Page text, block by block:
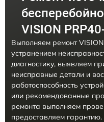
VISION
Выполняем ремонт
устранением
диагностику, выявляем
неисправные детали и
работоспособность
или рекомендованные
ремонта выполняем
предоставляем гарантию.